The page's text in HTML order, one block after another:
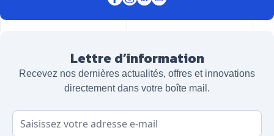
Lettre d’information
Recevez nos dernières actualités, offres et innovations
directement dans votre boîte mail.